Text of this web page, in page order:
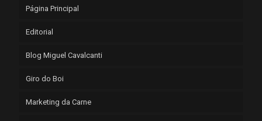
Página Principal
Editorial
Blog Miguel Cavalcanti
Giro do Boi
Marketing da Carne